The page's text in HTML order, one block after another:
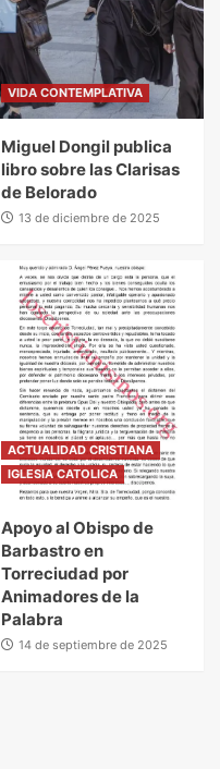
VIDA CONTEMPLATIVA
Miguel Dongil publica
libro sobre las Clarisas
de Belorado
13 de diciembre de 2025
ACTUALIDAD CRISTIANA
IGLESIA CATOLICA
Apoyo al Obispo de
Barbastro en
Torreciudad por
Animadores de la
Palabra
14 de septiembre de 2025